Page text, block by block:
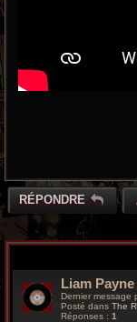
RÉPONDRE
Liam
Dernier message
Posté dans The
Réponses : 1